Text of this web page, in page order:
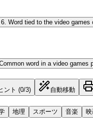
6. Word tied to the video games
word in a video games
ント (0/3) 自動移動
地理 スポーツ 音楽